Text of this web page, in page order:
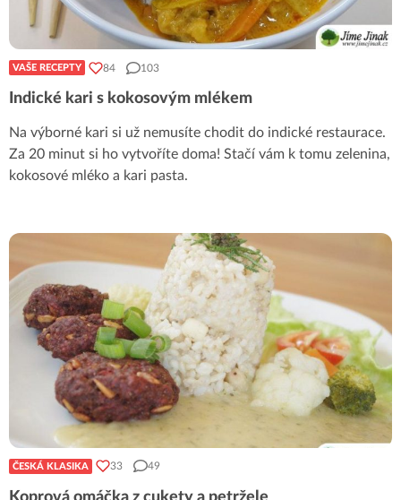
VAŠE RECEPTY 84 103
Indické kari s kokosovým mlékem
Na výborné kari si už nemusíte chodit do indické restaurace.
Za 20 minut si ho vytvoříte doma! Stačí vám k tomu zelenina,
kokosové mléko a kari pasta.
ČESKÁ KLASIKA 33 49